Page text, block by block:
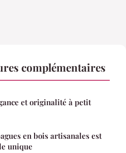
complémentaires
et originalité à petit
en bois artisanales est
unique